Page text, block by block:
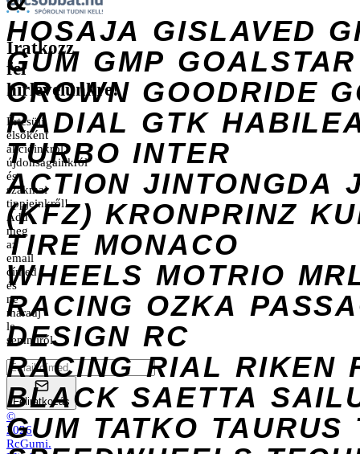
HOSAJA GISLAVED
GUM GMP GOALSTAR
CROWN GOODRIDE
RADIAL GTK
TURBO INTER
ACTION JINTONGDA
(KFZ) KRONPRINZ
TIRE MONACO
WHEELS MOTRIO
RACING OZKA
DESIGN RC
RACING RIAL RIKEN
BLACK SAETTA
GUM TATKO TAURUS
Iratkozz
fel
hírlevelünkre!
Értesülj
elsőként
akcióinkról,
újdonságainkról
és
szakmai
tippjeinkről!
Add
meg
az
email
címed
és
ne
maradj
le
semmiről.
Feliratkozás
©
2026
RcGumi.